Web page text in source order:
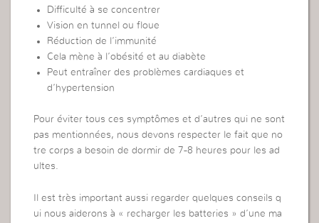
Difficulté à se concentrer
Vision en tunnel ou floue
Réduction de l’immunité
Cela mène à l’obésité et au diabète
Peut entraîner des problèmes cardiaques et
d’hypertension
Pour éviter tous ces symptômes et d’autres qui ne sont
pas mentionnées, nous devons respecter le fait que no
tre corps a besoin de dormir de 7-8 heures pour les ad
ultes.
Il est très important aussi regarder quelques conseils q
ui nous aiderons à « recharger les batteries » d’une ma